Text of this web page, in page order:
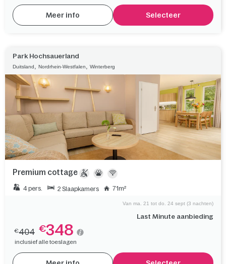
Meer info Selecteer
Park Hochsauerland
Duitsland Nordrhein-Westfalen Winterberg
Premium cottage
4 pers. 2 Slaapkamers 71m²
Last Minute aanbieding
Van ma. 21 tot do. 24 sept (3 nachten)
€404 €348
inclusief alle toeslagen